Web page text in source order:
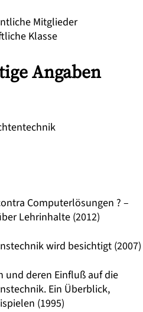
Mitglieder
Klasse
Angaben
Computerlösungen ? –
Lehrinhalte (2012)
wird besichtigt (2007)
und deren Einfluß auf die
Ein Überblick,
(1995)